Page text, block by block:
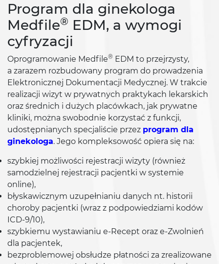
Program dla ginekologa
Medfile® EDM, a wymogi
cyfryzacji
Oprogramowanie Medfile® EDM to przejrzysty,
a zarazem rozbudowany program do prowadzenia
Elektronicznej Dokumentacji Medycznej. W trakcie
realizacji wizyt w prywatnych praktykach lekarskich
oraz średnich i dużych placówkach, jak prywatne
kliniki, można swobodnie korzystać z funkcji,
udostępnianych specjaliście przez program dla
ginekologa. Jego kompleksowość opiera się na:
szybkiej możliwości rejestracji wizyty (również
samodzielnej rejestracji pacjentki w systemie
online),
błyskawicznym uzupełnianiu danych nt. historii
choroby pacjentki (wraz z podpowiedziami kodów
ICD-9/10),
szybkiemu wystawianiu e-Recept oraz e-Zwolnień
dla pacjentek,
bezproblemowej obsłudze płatności za zrealizowane